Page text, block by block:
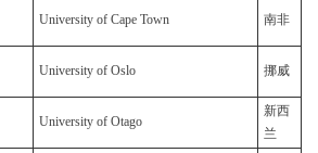
University of Cape Town 南非
University of Oslo 挪威
University of Otago
新西
兰